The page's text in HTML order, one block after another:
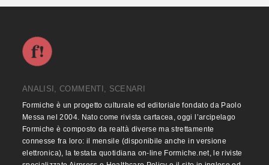
ANALISI, COMMENTI, SCENARI
Formiche è un progetto culturale ed editoriale fondato da Paolo
Messa nel 2004. Nato come rivista cartacea, oggi l’arcipelago
Formiche è composto da realtà diverse ma strettamente
connesse fra loro: il mensile (disponibile anche in versione
elettronica), la testata quotidiana on-line Formiche.net, le riviste